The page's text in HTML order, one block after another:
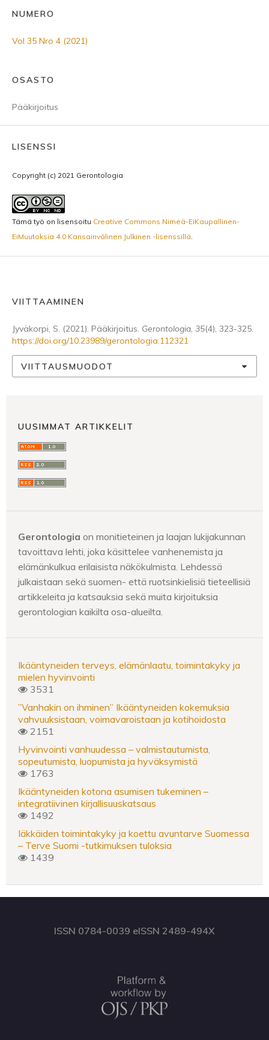
NUMERO
Vol 35 Nro 4 (2021)
OSASTO
Pääkirjoitus
LISENSSI
Copyright (c) 2021 Gerontologia
Tämä työ on lisensoitu Creative Commons Nimeä-EiKaupallinen-
EiMuutoksia 4.0 Kansainvälinen Julkinen -lisenssillä.
VIITTAAMINEN
Jyväkorpi, S. (2021). Pääkirjoitus. Gerontologia, 35(4), 323-325.
https://doi.org/10.23989/gerontologia.112321
VIITTAUSMUODOT
UUSIMMAT ARTIKKELIT
Gerontologia on monitieteinen ja laajan lukijakunnan
tavoittava lehti, joka käsittelee vanhenemista ja
elämänkulkua erilaisista näkökulmista. Lehdessä
julkaistaan sekä suomen- että ruotsinkielisiä tieteellisiä
artikkeleita ja katsauksia sekä muita kirjoituksia
gerontologian kaikilta osa-alueilta.
Ikääntyneiden terveys, elämänlaatu, toimintakyky ja
mielen hyvinvointi
3531
”Vanhakin on ihminen” Ikääntyneiden kokemuksia
vahvuuksistaan, voimavaroistaan ja kotihoidosta
2151
Hyvinvointi vanhuudessa – valmistautumista,
sopeutumista, luopumista ja hyväksymistä
1763
Ikääntyneiden kotona asumisen tukeminen –
integratiivinen kirjallisuuskatsaus
1492
Iäkkäiden toimintakyky ja koettu avuntarve Suomessa
– Terve Suomi -tutkimuksen tuloksia
1439
ISSN 0784-0039 eISSN 2489-494X